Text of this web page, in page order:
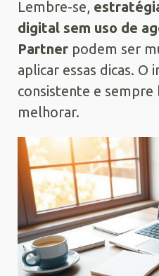
Lembre-se,
digital sem uso de
Partner podem ser
aplicar essas dicas.
consistente e sempre
melhorar.